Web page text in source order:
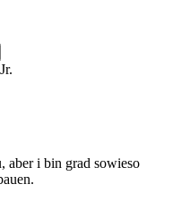
aber i bin grad sowieso